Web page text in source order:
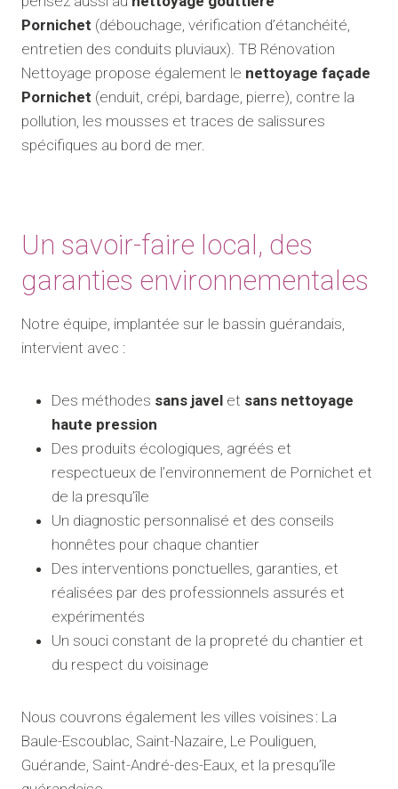
Pornichet (débouchage, vérification d’étanchéité,
entretien des conduits pluviaux). TB Rénovation
Nettoyage propose également le nettoyage façade
Pornichet (enduit, crépi, bardage, pierre), contre la
pollution, les mousses et traces de salissures
spécifiques au bord de mer.
Un savoir-faire local, des
garanties environnementales
Notre équipe, implantée sur le bassin guérandais,
intervient avec :
Des méthodes sans javel et sans nettoyage
haute pression
Des produits écologiques, agréés et
respectueux de l’environnement de Pornichet et
de la presqu’île
Un diagnostic personnalisé et des conseils
honnêtes pour chaque chantier
Des interventions ponctuelles, garanties, et
réalisées par des professionnels assurés et
expérimentés
Un souci constant de la propreté du chantier et
du respect du voisinage
Nous couvrons également les villes voisines : La
Baule-Escoublac, Saint-Nazaire, Le Pouliguen,
Guérande, Saint-André-des-Eaux, et la presqu’île